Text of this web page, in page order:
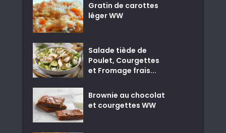
Gratin de carottes
léger WW
Salade tiède de
Poulet, Courgettes
et Fromage frais...
Brownie au chocolat
et courgettes WW